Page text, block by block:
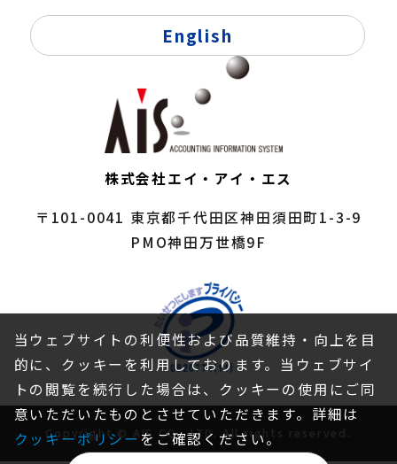
株式会社エイ・アイ・エス
〒101-0041 東京都千代田区神田須田町1-3-9
PMO神田万世橋9F
English
Copyright © AIS CO., LTD. All rights reserved.
当ウェブサイトの利便性および品質維持・向上を目
的に、クッキーを利用しております。当ウェブサイ
トの閲覧を続行した場合は、クッキーの使用にご同
意いただいたものとさせていただきます。詳細は
クッキーポリシーをご確認ください。